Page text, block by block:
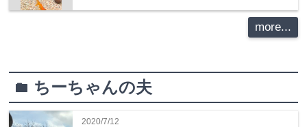
more...
folder ちーちゃんの夫
2020/7/12